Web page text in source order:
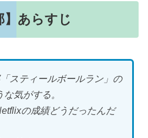
】あらすじ
スティールボールラン」の
気がする。
の成績どうだったんだ